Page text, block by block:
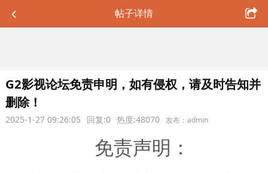
帖子详情
G2影视论坛免责申明，如有侵权，请及时告知并
删除！
2025-1-27 09:26:05 回复:0 热度:48070 发布：admin
免责声明：